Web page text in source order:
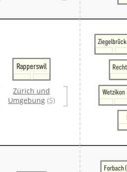
Rapperswil
Zürich und
Umgebung (S)
Wetzikon
Forbach